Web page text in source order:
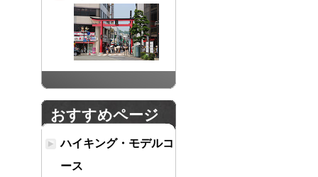
おすすめページ
ハイキング・モデルコ
ース